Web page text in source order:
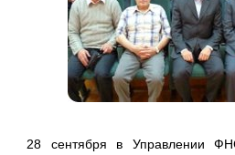
28 сентября в Управлении